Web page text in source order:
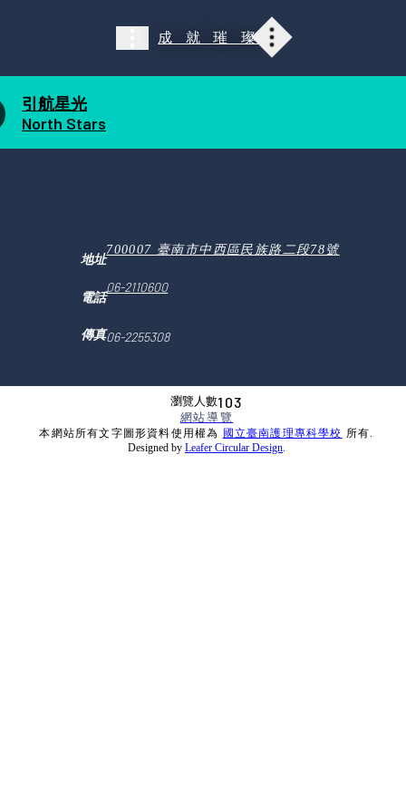
展覽介紹
光點探索
光輝廊道
引航星光
一同璀璨
成就璀璨
展覽介紹
引航星光
North Stars
地址
700007 臺南市中西區民族路二段78號
電話
06-2110600
傳真06-2255308
本網站所有文字圖形資料使用權為 國立臺南護理專科學校 所有.
Designed by Leafer Circular Design.
網站導覽
瀏覽人數103